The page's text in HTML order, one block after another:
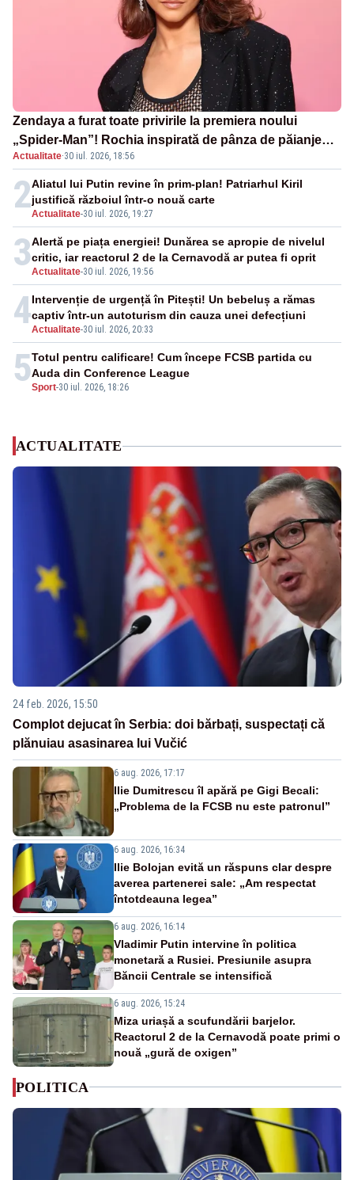
Zendaya a furat toate privirile la premiera noului
„Spider-Man”! Rochia inspirată de pânza de păianjen a
făcut senzație
Actualitate·30 iul. 2026, 18:56
2Actualitate-30 iul. 2026, 19:27
Aliatul lui Putin revine în prim-plan! Patriarhul Kiril
justifică războiul într-o nouă carte
3Actualitate-30 iul. 2026, 19:56
Alertă pe piața energiei! Dunărea se apropie de nivelul
critic, iar reactorul 2 de la Cernavodă ar putea fi oprit
4Actualitate-30 iul. 2026, 20:33
Intervenție de urgență în Pitești! Un bebeluș a rămas
captiv într-un autoturism din cauza unei defecțiuni
5Sport-30 iul. 2026, 18:26
Totul pentru calificare! Cum începe FCSB partida cu
Auda din Conference League
ACTUALITATE
24 feb. 2026, 15:50
Complot dejucat în Serbia: doi bărbați, suspectați că
plănuiau asasinarea lui Vučić
6 aug. 2026, 17:17
Ilie Dumitrescu îl apără pe Gigi Becali:
„Problema de la FCSB nu este patronul”
6 aug. 2026, 16:34
Ilie Bolojan evită un răspuns clar despre
averea partenerei sale: „Am respectat
întotdeauna legea”
6 aug. 2026, 16:14
Vladimir Putin intervine în politica
monetară a Rusiei. Presiunile asupra
Băncii Centrale se intensifică
6 aug. 2026, 15:24
Miza uriașă a scufundării barjelor.
Reactorul 2 de la Cernavodă poate primi o
nouă „gură de oxigen”
POLITICA